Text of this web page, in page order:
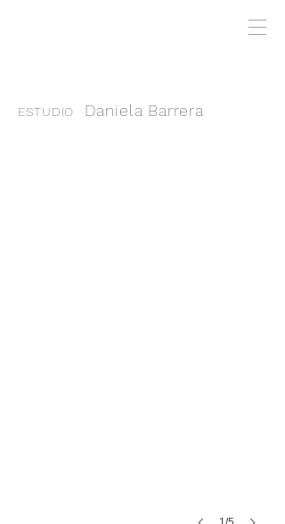
ESTUDIO Daniela Barrera